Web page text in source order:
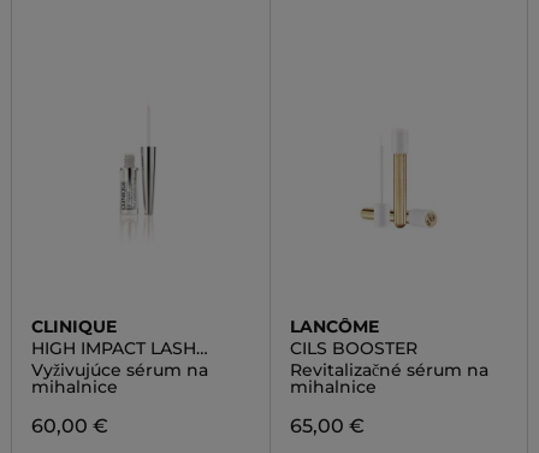
CLINIQUE
HIGH IMPACT LASH
AMPLIFYING SERUM
Vyživujúce sérum na
mihalnice
60,00 €
LANCÔME
CILS BOOSTER
Revitalizačné sérum na
mihalnice
65,00 €